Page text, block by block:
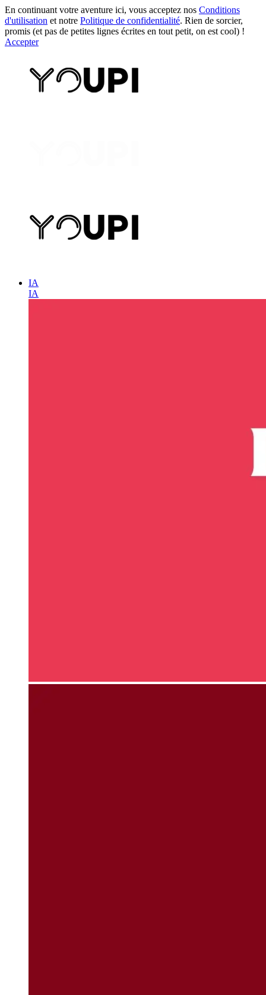
En continuant votre aventure ici, vous acceptez nos Conditions
d'utilisation et notre Politique de confidentialité. Rien de sorcier,
promis (et pas de petites lignes écrites en tout petit, on est cool) !
Accepter
IA
IA